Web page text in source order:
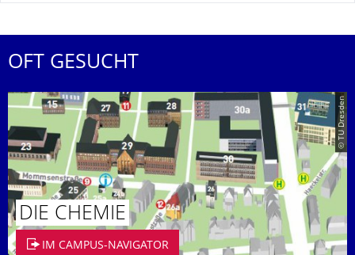
OFT GESUCHT
© TU Dresden
DIE CHEMIE
IM CAMPUS-NAVIGATOR